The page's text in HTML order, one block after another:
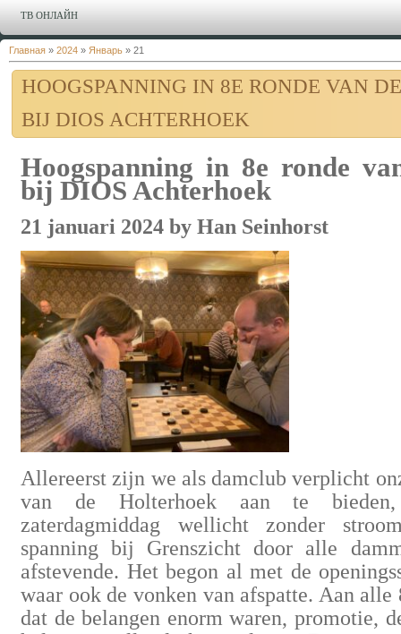
ТВ ОНЛАЙН
Главная » 2024 » Январь » 21
HOOGSPANNING IN 8E RONDE VAN
BIJ DIOS ACHTERHOEK
Hoogspanning in 8e ronde
bij DIOS Achterhoek
21 januari 2024 by Han Seinhorst
Allereerst zijn we als damclub verplicht
van de Holterhoek aan te
zaterdagmiddag wellicht zonder
spanning bij Grenszicht door alle
afstevende. Het begon al met de
waar ook de vonken van afspatte. Aan alle
dat de belangen enorm waren, promotie,